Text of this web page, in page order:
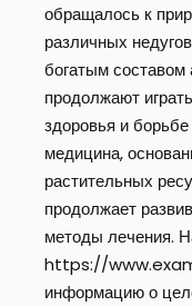
обращалось к
различных
богатым составом
продолжают
здоровья и
медицина,
растительных
продолжает
методы лечения.
https://
информацию о